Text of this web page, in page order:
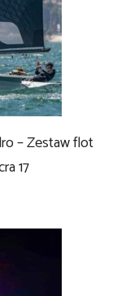
– Zestaw flot
17